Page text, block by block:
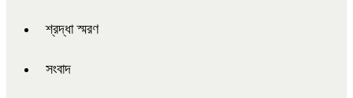
শ্রদ্ধা স্মরণ
সংবাদ